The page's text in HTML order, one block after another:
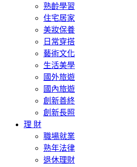
熟齡學習
住宅居家
美妝保養
日常穿搭
藝術文化
生活美學
國外旅遊
國內旅遊
創新善終
創新長照
理 財
職場就業
熟年法律
退休理財